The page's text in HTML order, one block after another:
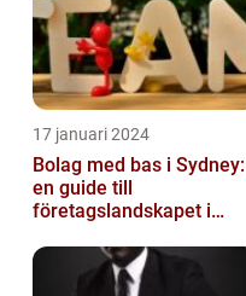
17 januari 2024
Bolag med bas i Sydney:
en guide till
företagslandskapet i
stad